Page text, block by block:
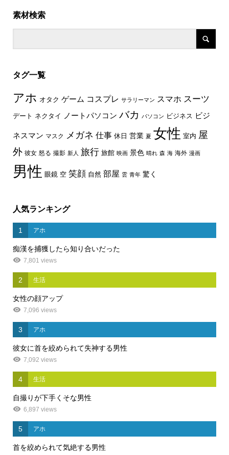
素材検索
タグ一覧
アホ オタク ゲーム コスプレ サラリーマン スマホ スーツ
デート ネクタイ ノートパソコン バカ パソコン ビジネス ビジ
ネスマン マスク メガネ 仕事 休日 営業 夏 女性 室内 屋
外 彼女 怒る 撮影 新人 旅行 旅館 映画 景色 晴れ 森 海 海外 漫画
男性 眼鏡 空 笑顔 自然 部屋 雲 青年 驚く
人気ランキング
1 アホ
痴漢を捕獲したら知り合いだった
7,801 views
2 生活
女性の顔アップ
7,096 views
3 アホ
彼女に首を絞められて失神する男性
7,092 views
4 生活
自撮りが下手くそな男性
6,897 views
5 アホ
首を絞められて気絶する男性